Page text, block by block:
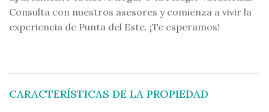
Consulta con nuestros asesores y comienza a vivir la
experiencia de Punta del Este. ¡Te esperamos!
CARACTERÍSTICAS DE LA PROPIEDAD